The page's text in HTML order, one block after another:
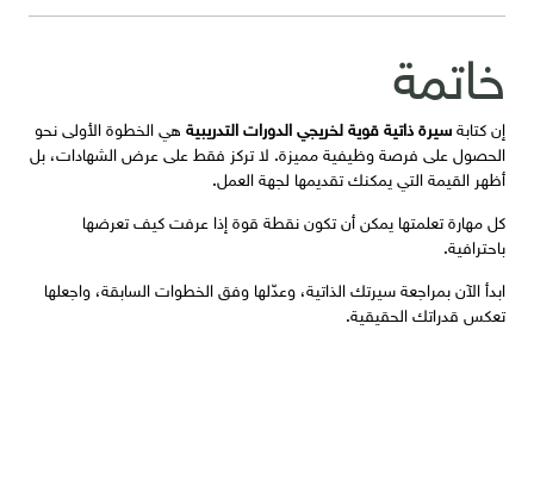
خاتمة
إن كتابةسيرة ذاتية قوية لخريجي الدورات التدريبية هي الخطوة الأولى نحو
الحصول على فرصة وظيفية مميزة. لا تركز فقط على عرض الشهادات، بل
أظهر القيمة التي يمكنك تقديمها لجهة العمل.
كل مهارة تعلمتها يمكن أن تكون نقطة قوة إذا عرفت كيف تعرضها
باحترافية.
ابدأ الآن بمراجعة سيرتك الذاتية، وعدّلها وفق الخطوات السابقة، واجعلها
تعكس قدراتك الحقيقية.